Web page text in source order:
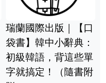
瑞蘭國際出版｜【口
袋書】韓中小辭典：
初級韓語，背這些單
字就搞定！（隨書附